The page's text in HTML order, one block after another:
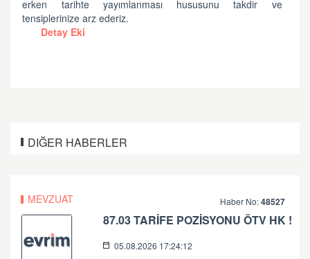
erken tarihte yayımlanması hususunu takdir ve
tensiplerinize arz ederiz.
Detay Eki
DIĞER HABERLER
MEVZUAT Haber No:48527
87.03 TARİFE POZİSYONU ÖTV HK !
05.08.2026 17:24:12